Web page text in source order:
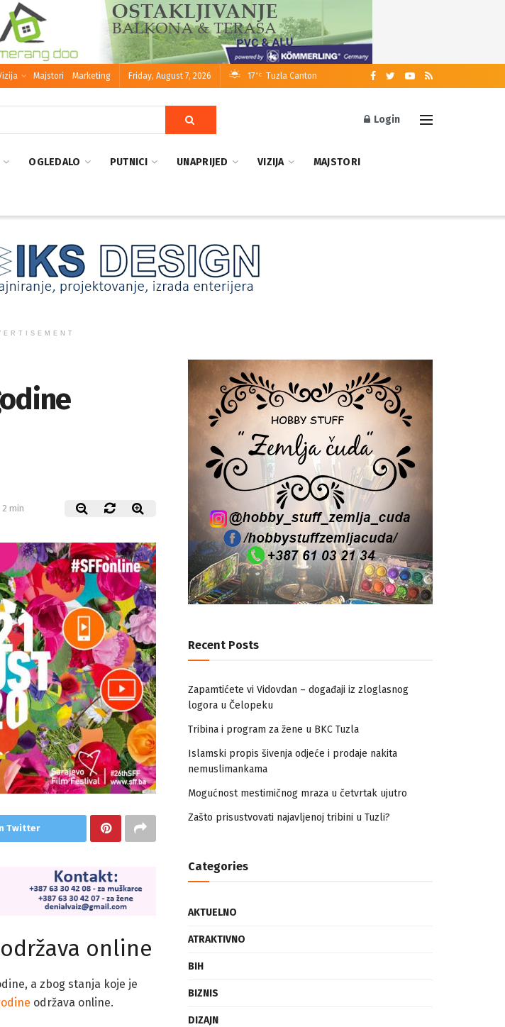
Majstori Marketing Friday, August 7, 2026 17 °C Tuzla Canton
Login
OGLEDALO PUTNICI UNAPRIJED VIZIJA MAJSTORI
2 min
Twitter
online
a zbog stanja koje je
održava online.
Recent Posts
Zapamtićete vi Vidovdan – događaji iz zloglasnog
logora u Čelopeku
Tribina i program za žene u BKC Tuzla
Islamski propis šivenja odjeće i prodaje nakita
nemuslimankama
Mogućnost mestimičnog mraza u četvrtak ujutro
Zašto prisustvovati najavljenoj tribini u Tuzli?
Categories
AKTUELNO
ATRAKTIVNO
BIH
BIZNIS
DIZAJN